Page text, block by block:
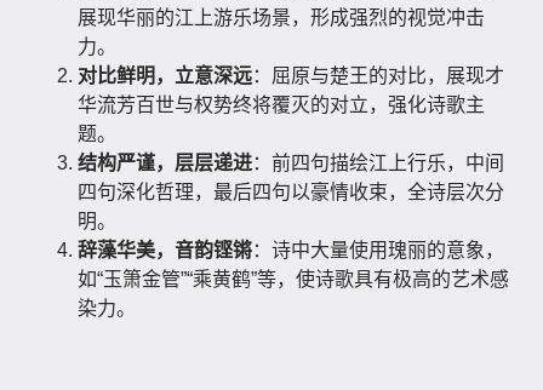
展现华丽的江上游乐场景，形成强烈的视觉冲击
力。
对比鲜明，立意深远：屈原与楚王的对比，展现才
华流芳百世与权势终将覆灭的对立，强化诗歌主
题。
结构严谨，层层递进：前四句描绘江上行乐，中间
四句深化哲理，最后四句以豪情收束，全诗层次分
明。
辞藻华美，音韵铿锵：诗中大量使用瑰丽的意象，
如“玉箫金管”“乘黄鹤”等，使诗歌具有极高的艺术感
染力。